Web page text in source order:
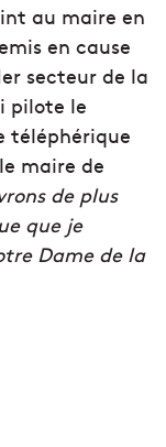
au maire en
en cause
secteur de la
pilote le
téléphérique
maire de
de plus
que je
Dame de la